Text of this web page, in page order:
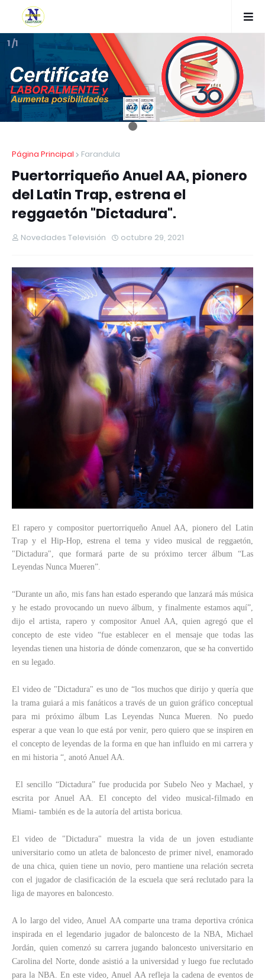
1 /1
Página Principal Farandula
Puertorriqueño Anuel AA, pionero
del Latin Trap, estrena el
reggaetón "Dictadura".
Novedades Televisión octubre 29, 2021
El rapero y compositor puertorriqueño Anuel AA, pionero del Latin
Trap y el Hip-Hop, estrena el tema y video musical de reggaetón,
"Dictadura", que formará parte de su próximo tercer álbum “Las
Leyendas Nunca Mueren”.
“Durante un año, mis fans han estado esperando que lanzará más música
y he estado provocando un nuevo álbum, y finalmente estamos aquí”,
dijo el artista, rapero y compositor Anuel AA, quien agregó que el
concepto de este video “fue establecer en el mensaje que todas las
leyendas tienen una historia de dónde comenzaron, que se ha convertido
en su legado.
El video de "Dictadura" es uno de “los muchos que dirijo y quería que
la trama guiará a mis fanáticos a través de un guion gráfico conceptual
para mi próximo álbum Las Leyendas Nunca Mueren. No puedo
esperar a que vean lo que está por venir, pero quiero que se inspiren en
el concepto de leyendas de la forma en que han influido en mi carrera y
en mi historia “, anotó Anuel AA.
El sencillo “Dictadura” fue producida por Subelo Neo y Machael, y
escrita por Anuel AA. El concepto del video musical-filmado en
Miami- también es de la autoría del artista boricua.
El video de "Dictadura" muestra la vida de un joven estudiante
universitario como un atleta de baloncesto de primer nivel, enamorado
de una chica, quien tiene un novio, pero mantiene una relación secreta
con el jugador de clasificación de la escuela que será reclutado para la
liga de mayores en baloncesto.
A lo largo del video, Anuel AA comparte una trama deportiva crónica
inspirada en el legendario jugador de baloncesto de la NBA, Michael
Jordán, quien comenzó su carrera jugando baloncesto universitario en
Carolina del Norte, donde asistió a la universidad y luego fue reclutado
para la NBA. En este video, Anuel AA refleja la cadena de eventos de